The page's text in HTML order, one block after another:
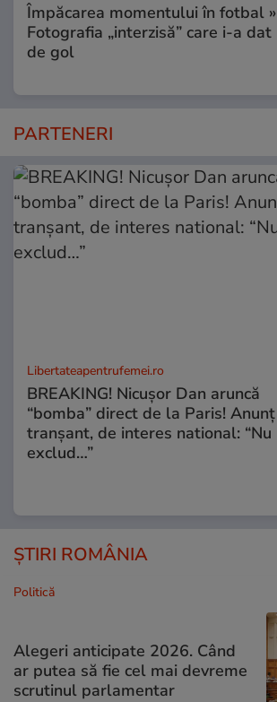
Împăcarea momentului în fotbal »
Fotografia „interzisă” care i-a dat
de gol
PARTENERI
Libertateapentrufemei.ro
BREAKING! Nicușor Dan aruncă
“bomba” direct de la Paris! Anunț
tranșant, de interes national: “Nu
exclud…”
ȘTIRI ROMÂNIA
Politică
Alegeri anticipate 2026. Când
ar putea să fie cel mai devreme
scrutinul parlamentar